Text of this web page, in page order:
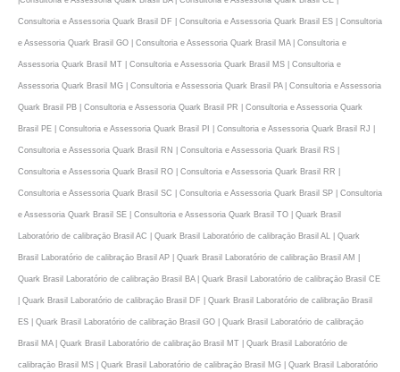
Consultoria e Assessoria Quark Brasil DF | Consultoria e Assessoria Quark Brasil ES | Consultoria
e Assessoria Quark Brasil GO | Consultoria e Assessoria Quark Brasil MA | Consultoria e
Assessoria Quark Brasil MT | Consultoria e Assessoria Quark Brasil MS | Consultoria e
Assessoria Quark Brasil MG | Consultoria e Assessoria Quark Brasil PA | Consultoria e Assessoria
Quark Brasil PB | Consultoria e Assessoria Quark Brasil PR | Consultoria e Assessoria Quark
Brasil PE | Consultoria e Assessoria Quark Brasil PI | Consultoria e Assessoria Quark Brasil RJ |
Consultoria e Assessoria Quark Brasil RN | Consultoria e Assessoria Quark Brasil RS |
Consultoria e Assessoria Quark Brasil RO | Consultoria e Assessoria Quark Brasil RR |
Consultoria e Assessoria Quark Brasil SC | Consultoria e Assessoria Quark Brasil SP | Consultoria
e Assessoria Quark Brasil SE | Consultoria e Assessoria Quark Brasil TO | Quark Brasil
Laboratório de calibraçāo Brasil AC | Quark Brasil Laboratório de calibraçāo Brasil AL | Quark
Brasil Laboratório de calibraçāo Brasil AP | Quark Brasil Laboratório de calibraçāo Brasil AM |
Quark Brasil Laboratório de calibraçāo Brasil BA | Quark Brasil Laboratório de calibraçāo Brasil CE
| Quark Brasil Laboratório de calibraçāo Brasil DF | Quark Brasil Laboratório de calibraçāo Brasil
ES | Quark Brasil Laboratório de calibraçāo Brasil GO | Quark Brasil Laboratório de calibraçāo
Brasil MA | Quark Brasil Laboratório de calibraçāo Brasil MT | Quark Brasil Laboratório de
calibraçāo Brasil MS | Quark Brasil Laboratório de calibraçāo Brasil MG | Quark Brasil Laboratório